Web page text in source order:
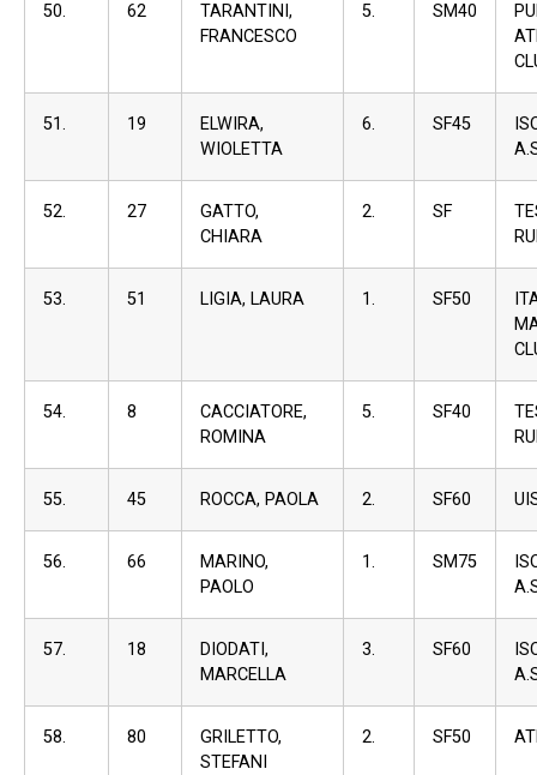
50. 62
TARANTINI,
FRANCESCO
5. SM40
51. 19
ELWIRA,
WIOLETTA
6. SF45
52. 27
GATTO,
CHIARA
2. SF
53. 51 LIGIA, LAURA 1. SF50
54. 8
CACCIATORE,
ROMINA
5. SF40
55. 45 ROCCA, PAOLA 2. SF60
56. 66
MARINO,
PAOLO
1. SM75
57. 18
DIODATI,
MARCELLA
3. SF60
58. 80
GRILETTO,
STEFANI
2. SF50